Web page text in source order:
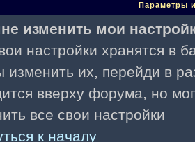
Параметры
изменить мои
настройки хранятся в
изменить их, перейди в
вверху форума, но
все свои настройки
к началу